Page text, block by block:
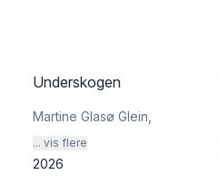
Underskogen
Martine Glasø Glein
... vis flere
2026